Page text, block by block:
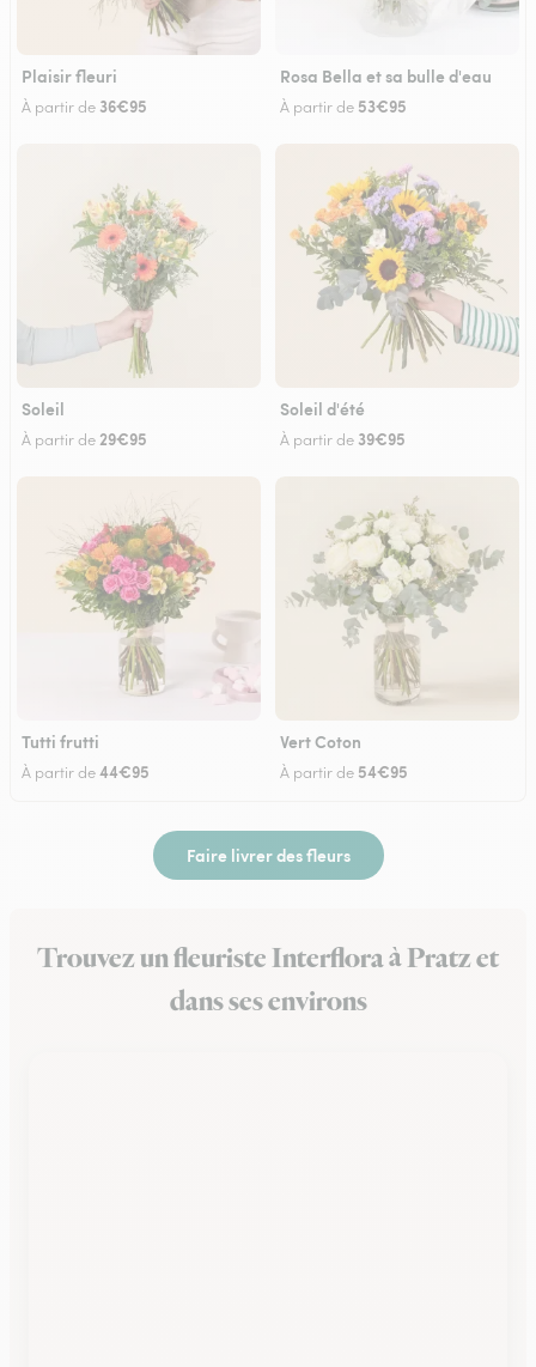
Plaisir fleuri
À partir de 36€95
Rosa Bella et sa bulle d'eau
À partir de 53€95
Soleil
À partir de29€95
Soleil d'été
À partir de 39€95
Tutti frutti
À partir de44€95
Vert Coton
À partir de 54€95
Faire livrer des fleurs
Trouvez un fleuriste Interflora à Pratz et
dans ses environs